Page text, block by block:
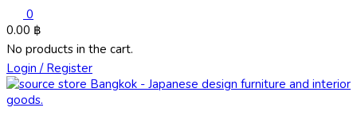
0
0.00 ฿
No products in the cart.
Login / Register